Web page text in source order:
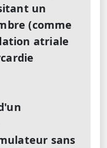
un
(comme
atriale
sans